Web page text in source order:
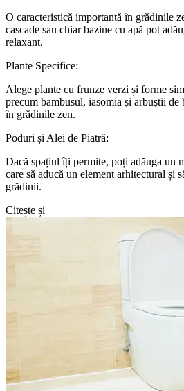
O caracteristică importantă în grădinile
cascade sau chiar bazine cu apă pot
relaxant.
Plante Specifice:
Alege plante cu frunze verzi și forme
precum bambusul, iasomia și arbuștii de
în grădinile zen.
Poduri și Alei de Piatră:
Dacă spațiul îți permite, poți adăuga un
care să aducă un element arhitectural și
grădinii.
Citește și